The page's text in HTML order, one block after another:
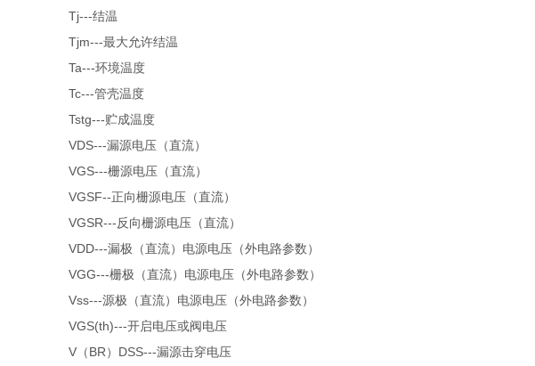
Tj---结温
Tjm---最大允许结温
Ta---环境温度
Tc---管壳温度
Tstg---贮成温度
VDS---漏源电压（直流）
VGS---栅源电压（直流）
VGSF--正向栅源电压（直流）
VGSR---反向栅源电压（直流）
VDD---漏极（直流）电源电压（外电路参数）
VGG---栅极（直流）电源电压（外电路参数）
Vss---源极（直流）电源电压（外电路参数）
VGS(th)---开启电压或阀电压
V（BR）DSS---漏源击穿电压